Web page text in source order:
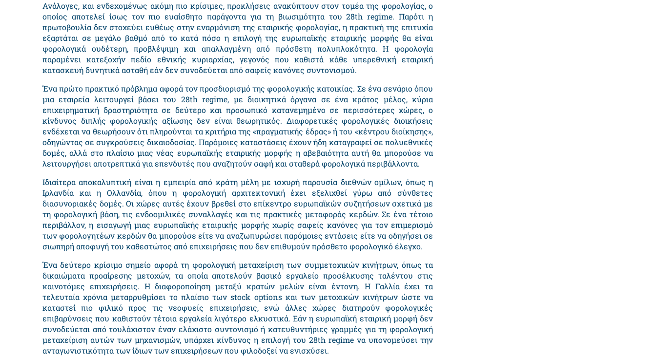
Ανάλογες, και ενδεχομένως ακόμη πιο κρίσιμες, προκλήσεις ανακύπτουν στον τομέα της φορολογίας, ο
οποίος αποτελεί ίσως τον πιο ευαίσθητο παράγοντα για τη βιωσιμότητα του 28th regime. Παρότι η
πρωτοβουλία δεν στοχεύει ευθέως στην εναρμόνιση της εταιρικής φορολογίας, η πρακτική της επιτυχία
εξαρτάται σε μεγάλο βαθμό από το κατά πόσο η επιλογή της ευρωπαϊκής εταιρικής μορφής θα είναι
φορολογικά ουδέτερη, προβλέψιμη και απαλλαγμένη από πρόσθετη πολυπλοκότητα. Η φορολογία
παραμένει κατεξοχήν πεδίο εθνικής κυριαρχίας, γεγονός που καθιστά κάθε υπερεθνική εταιρική
κατασκευή δυνητικά ασταθή εάν δεν συνοδεύεται από σαφείς κανόνες συντονισμού.
Ένα πρώτο πρακτικό πρόβλημα αφορά τον προσδιορισμό της φορολογικής κατοικίας. Σε ένα σενάριο όπου
μια εταιρεία λειτουργεί βάσει του 28th regime, με διοικητικά όργανα σε ένα κράτος μέλος, κύρια
επιχειρηματική δραστηριότητα σε δεύτερο και προσωπικό κατανεμημένο σε περισσότερες χώρες, ο
κίνδυνος διπλής φορολογικής αξίωσης δεν είναι θεωρητικός. Διαφορετικές φορολογικές διοικήσεις
ενδέχεται να θεωρήσουν ότι πληρούνται τα κριτήρια της «πραγματικής έδρας» ή του «κέντρου διοίκησης»,
οδηγώντας σε συγκρούσεις δικαιοδοσίας. Παρόμοιες καταστάσεις έχουν ήδη καταγραφεί σε πολυεθνικές
δομές, αλλά στο πλαίσιο μιας νέας ευρωπαϊκής εταιρικής μορφής η αβεβαιότητα αυτή θα μπορούσε να
λειτουργήσει αποτρεπτικά για επενδυτές που αναζητούν σαφή και σταθερά φορολογικά περιβάλλοντα.
Ιδιαίτερα αποκαλυπτική είναι η εμπειρία από κράτη μέλη με ισχυρή παρουσία διεθνών ομίλων, όπως η
Ιρλανδία και η Ολλανδία, όπου η φορολογική αρχιτεκτονική έχει εξελιχθεί γύρω από σύνθετες
διασυνοριακές δομές. Οι χώρες αυτές έχουν βρεθεί στο επίκεντρο ευρωπαϊκών συζητήσεων σχετικά με
τη φορολογική βάση, τις ενδοομιλικές συναλλαγές και τις πρακτικές μεταφοράς κερδών. Σε ένα τέτοιο
περιβάλλον, η εισαγωγή μιας ευρωπαϊκής εταιρικής μορφής χωρίς σαφείς κανόνες για τον επιμερισμό
των φορολογητέων κερδών θα μπορούσε είτε να αναζωπυρώσει παρόμοιες εντάσεις είτε να οδηγήσει σε
σιωπηρή αποφυγή του καθεστώτος από επιχειρήσεις που δεν επιθυμούν πρόσθετο φορολογικό έλεγχο.
Ένα δεύτερο κρίσιμο σημείο αφορά τη φορολογική μεταχείριση των συμμετοχικών κινήτρων, όπως τα
δικαιώματα προαίρεσης μετοχών, τα οποία αποτελούν βασικό εργαλείο προσέλκυσης ταλέντου στις
καινοτόμες επιχειρήσεις. Η διαφοροποίηση μεταξύ κρατών μελών είναι έντονη. Η Γαλλία έχει τα
τελευταία χρόνια μεταρρυθμίσει το πλαίσιο τωνstock optionsκαι των μετοχικών κινήτρων ώστε να
καταστεί πιο φιλικό προς τις νεοφυείς επιχειρήσεις, ενώ άλλες χώρες διατηρούν φορολογικές
επιβαρύνσεις που καθιστούν τέτοια εργαλεία λιγότερο ελκυστικά. Εάν η ευρωπαϊκή εταιρική μορφή δεν
συνοδεύεται από τουλάχιστον έναν ελάχιστο συντονισμό ή κατευθυντήριες γραμμές για τη φορολογική
μεταχείριση αυτών των μηχανισμών, υπάρχει κίνδυνος η επιλογή του 28th regime να υπονομεύσει την
ανταγωνιστικότητα των ίδιων των επιχειρήσεων που φιλοδοξεί να ενισχύσει.